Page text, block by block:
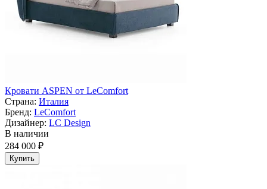
Кровати ASPEN от LeComfort
Страна: Италия
Бренд: LeComfort
Дизайнер: LC Design
В наличии
284 000 ₽
Купить